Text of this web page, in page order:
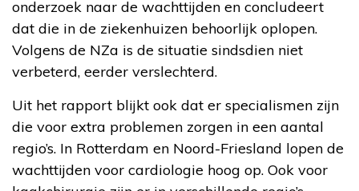
onderzoek naar de wachttijden en concludeert
dat die in de ziekenhuizen behoorlijk oplopen.
Volgens de NZa is de situatie sindsdien niet
verbeterd, eerder verslechterd.
Uit het rapport blijkt ook dat er specialismen zijn
die voor extra problemen zorgen in een aantal
regio’s. In Rotterdam en Noord-Friesland lopen de
wachttijden voor cardiologie hoog op. Ook voor